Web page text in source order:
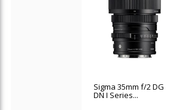
Sigma 35mm f/2 DG
DN I Series...